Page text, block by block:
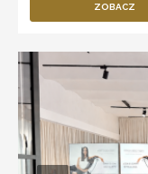
ZOBACZ